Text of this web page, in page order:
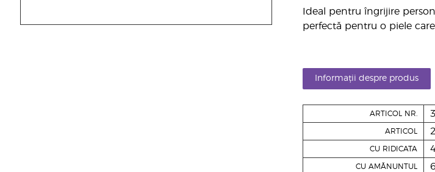
Ideal pentru îngrijire
perfectă pentru o piele
Informații despre produs
ARTICOL NR.
ARTICOL
CU RIDICATA
CU AMĂNUNTUL